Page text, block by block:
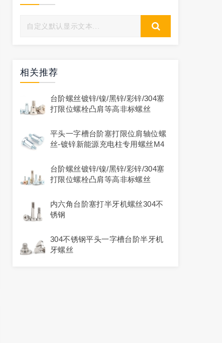
相关推荐
台阶螺丝镀锌/镍/黑锌/彩锌/304塞
打限位螺栓凸肩等高非标螺丝
平头一字槽台阶塞打限位肩轴位螺
丝-镀锌新能源充电柱专用螺丝M4
台阶螺丝镀锌/镍/黑锌/彩锌/304塞
打限位螺栓凸肩等高非标螺丝
内六角台阶塞打半牙机螺丝304不
锈钢
304不锈钢平头一字槽台阶半牙机
牙螺丝